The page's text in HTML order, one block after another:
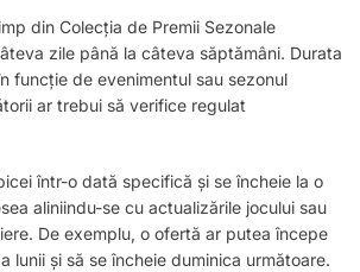
din Colecția de Premii Sezonale
zile până la câteva săptămâni. Durata
funcție de evenimentul sau sezonul
ar trebui să verifice regulat
într-o dată specifică și se încheie la o
aliniindu-se cu actualizările jocului sau
De exemplu, o ofertă ar putea începe
lunii și să se încheie duminica următoare.